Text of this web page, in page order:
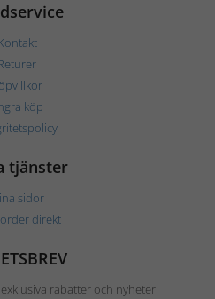
köp
tjänster
sidor
direkt
rabatter och nyheter.